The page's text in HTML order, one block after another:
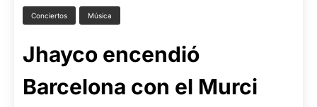
Conciertos Música
Jhayco encendió
Barcelona con el Murci